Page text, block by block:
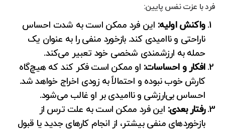
فرد با عزت نفس پایین:
واکنش اولیه:این فرد ممکن است به شدت احساس
ناراحتی و ناامیدی کند. بازخورد منفی را به عنوان یک
حمله به ارزشمندی شخصی خود تعبیر می‌کند.
افکار و احساسات:او ممکن است فکر کند که هیچ‌گاه
کارش خوب نبوده و احتمالاً به زودی اخراج خواهد شد.
احساس بی‌ارزشی و ناامیدی بر او غالب می‌شود.
رفتار بعدی:این فرد ممکن است به علت ترس از
بازخوردهای منفی بیشتر، از انجام کارهای جدید یا قبول